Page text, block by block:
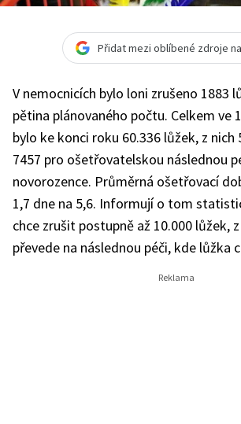
Přidat mezi oblíbené zdroje
V nemocnicích bylo loni zrušeno 1883
pětina plánovaného počtu. Celkem ve
bylo ke konci roku 60.336 lůžek, z nich
7457 pro ošetřovatelskou následnou
novorozence. Průměrná ošetřovací
1,7 dne na 5,6. Informují o tom
chce zrušit postupně až 10.000 lůžek,
převede na následnou péči, kde lůžka